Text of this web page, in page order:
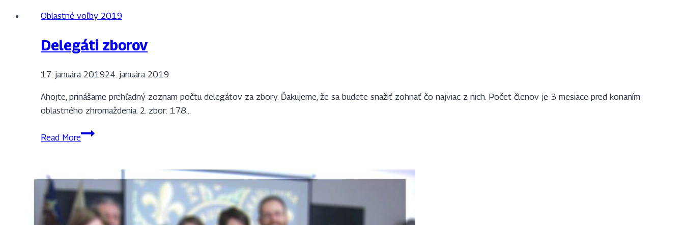
Oblastné voľby 2019
Delegáti zborov
17. januára 201924. januára 2019
Ahojte, prinášame prehľadný zoznam počtu delegátov za zbory. Ďakujeme, že sa budete snažiť zohnať čo najviac z nich. Počet členov je 3 mesiace pred konaním
oblastného zhromaždenia. 2. zbor: 178…
Read MoreDelegáti